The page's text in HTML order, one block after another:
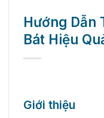
Hướng Dẫn
Bát Hiệu
Giới thiệu